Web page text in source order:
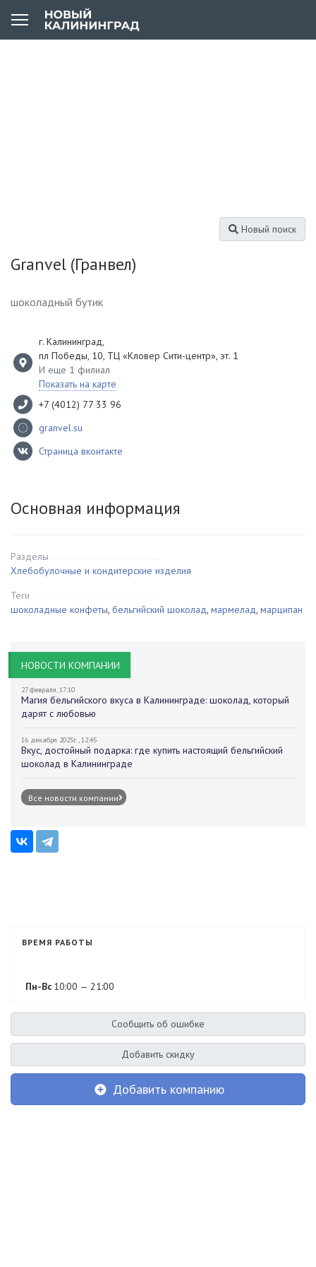
Новый поиск
Granvel (Гранвел)
шоколадный бутик
г. Калининград,
пл Победы, 10, ТЦ «Кловер Сити-центр», эт. 1
И еще 1 филиал
Показать на карте
+7 (4012) 77 33 96
granvel.su
Страница вконтакте
Основная информация
Разделы
Хлебобулочные и кондитерские изделия
Теги
шоколадные конфеты, бельгийский шоколад, мармелад, марципан
НОВОСТИ КОМПАНИИ
27 февраля, 17:10
Магия бельгийского вкуса в Калининграде: шоколад, который
дарят с любовью
16 декабря 2025г., 12:45
Вкус, достойный подарка: где купить настоящий бельгийский
шоколад в Калининграде
Все новости компании
ВРЕМЯ РАБОТЫ
Пн-Вс 10:00 — 21:00
Сообщить об ошибке
Добавить скидку
Добавить компанию